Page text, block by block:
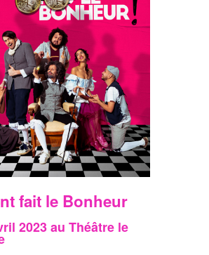
fait le Bonheur
2023 au Théâtre le